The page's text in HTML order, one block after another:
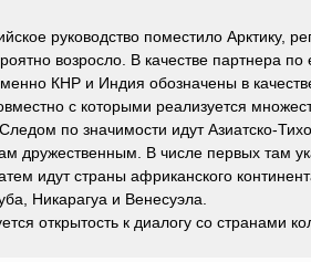
руководство поместило Арктику,
возросло. В качестве партнера
КНР и Индия обозначены в
с которыми реализуется
по значимости идут Азиатско-
дружественным. В числе первых там
идут страны африканского
Никарагуа и Венесуэла.
открытость к диалогу со странами